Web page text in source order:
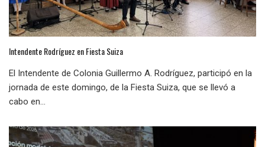
Intendente Rodríguez en Fiesta Suiza
El Intendente de Colonia Guillermo A. Rodríguez, participó en la
jornada de este domingo, de la Fiesta Suiza, que se llevó a
cabo en...